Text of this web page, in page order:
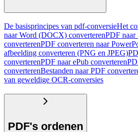
De basisprincipes van pdf-conversieHet
naar Word (DOCX) converterenPDF
converterenPDF converteren naar
afbeelding converteren (PNG en JPEG)
converterenPDF naar ePub converteren
converterenBestanden naar PDF
van geweldige OCR-conversies
PDF's ordenen